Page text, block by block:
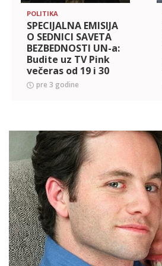
POLITIKA
SPECIJALNA EMISIJA
O SEDNICI SAVETA
BEZBEDNOSTI UN-a:
Budite uz TV Pink
večeras od 19 i 30
sati! Ne propustite
VAŽNO OBRAĆANJE
pre 3 godine